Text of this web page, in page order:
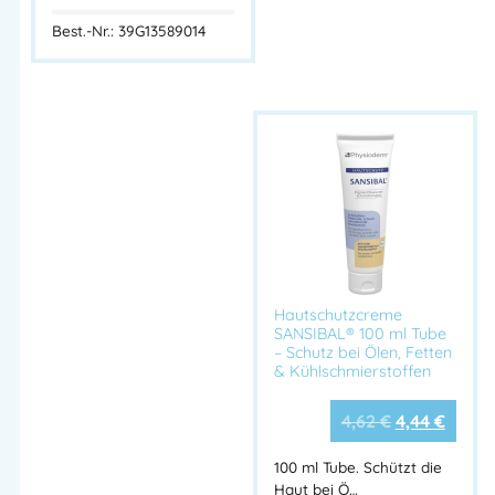
Industrie, Werkstätten, Handwerk, Maschinenbau
Metallverarbeitung, Kfz-Bereich, Druckereien
Beschreibung
Pastöser Handreiniger
Stark bis extrem
Natürliches Olivenkernmehl
Frei von Lösungsmitteln
Hautneutral
Best.-Nr.: 39G13589014
Hautschutzcreme
SANSIBAL® 100 ml Tube
– Schutz bei Ölen, Fetten
& Kühlschmierstoffen
4,62€ 4,44 €
100 ml Tube. Schützt die
Haut bei Ö…